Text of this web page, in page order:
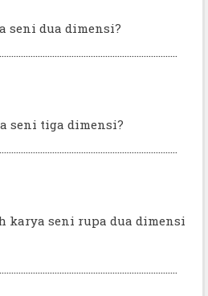
seni dua dimensi?
seni tiga dimensi?
karya seni rupa dua dimensi